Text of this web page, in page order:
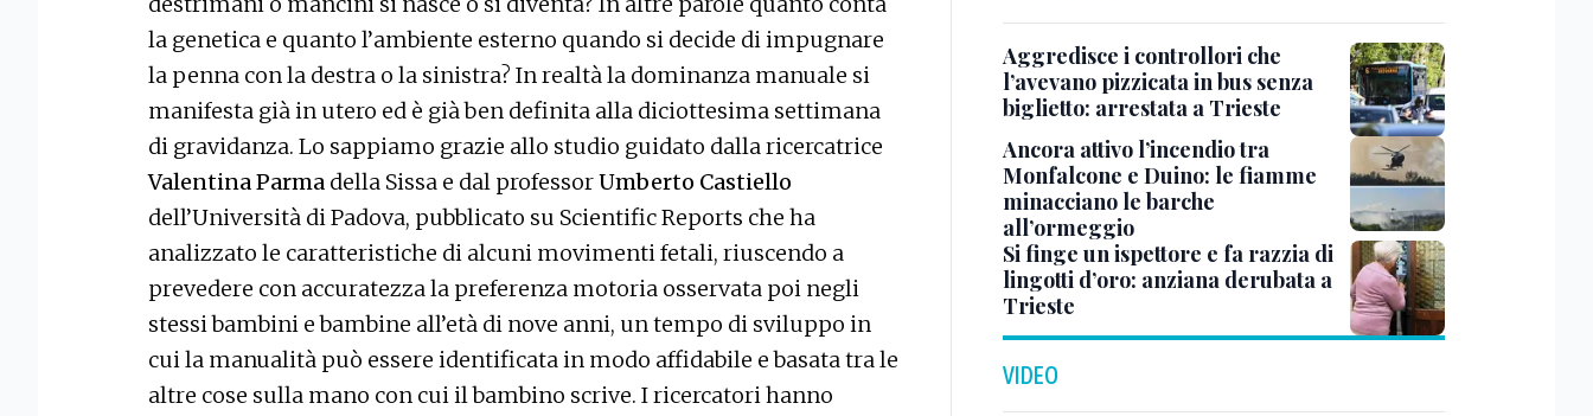
la genetica e quanto l’ambiente esterno quando si decide di impugnare
la penna con la destra o la sinistra? In realtà la dominanza manuale si
manifesta già in utero ed è già ben definita alla diciottesima settimana
di gravidanza. Lo sappiamo grazie allo studio guidato dalla ricercatrice
Valentina Parma della Sissa e dal professorUmberto Castiello
dell’Università di Padova, pubblicato su Scientific Reports che ha
analizzato le caratteristiche di alcuni movimenti fetali, riuscendo a
prevedere con accuratezza la preferenza motoria osservata poi negli
stessi bambini e bambine all’età di nove anni, un tempo di sviluppo in
cui la manualità può essere identificata in modo affidabile e basata tra le
altre cose sulla mano con cui il bambino scrive. I ricercatori hanno
Aggredisce i controllori che
l’avevano pizzicata in bus senza
biglietto: arrestata a Trieste
Ancora attivo l’incendio tra
Monfalcone e Duino: le fiamme
minacciano le barche
all’ormeggio
Si finge un ispettore e fa razzia di
lingotti d’oro: anziana derubata a
Trieste
VIDEO